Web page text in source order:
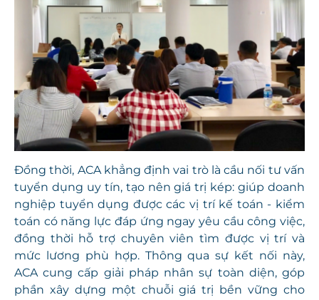
Đồng thời, ACA khẳng định vai trò là cầu nối tư vấn
tuyển dụng uy tín, tạo nên giá trị kép: giúp doanh
nghiệp tuyển dụng được các vị trí kế toán - kiểm
toán có năng lực đáp ứng ngay yêu cầu công việc,
đồng thời hỗ trợ chuyên viên tìm được vị trí và
mức lương phù hợp. Thông qua sự kết nối này,
ACA cung cấp giải pháp nhân sự toàn diện, góp
phần xây dựng một chuỗi giá trị bền vững cho